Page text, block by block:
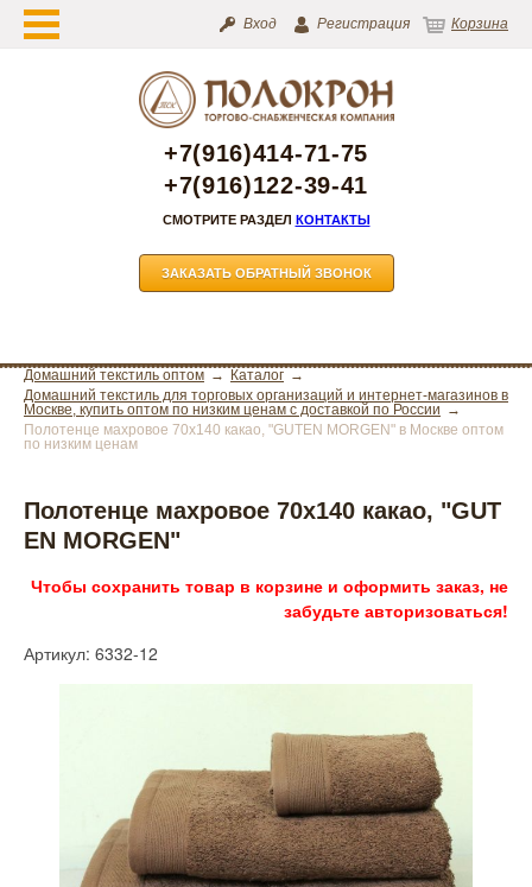
Вход Регистрация Корзина
+7(916)414-71-75
+7(916)122-39-41
СМОТРИТЕ РАЗДЕЛ КОНТАКТЫ
ЗАКАЗАТЬ ОБРАТНЫЙ ЗВОНОК
Домашний текстиль оптом
Каталог
Домашний текстиль для торговых организаций и интернет-магазинов в
Москве, купить оптом по низким ценам с доставкой по России
Полотенце махровое 70х140 какао, "GUTEN MORGEN" в Москве оптом
по низким ценам
Полотенце махровое 70х140 какао, "GUT
EN MORGEN"
Чтобы сохранить товар в корзине и оформить заказ, не
забудьте авторизоваться!
Артикул: 6332-12